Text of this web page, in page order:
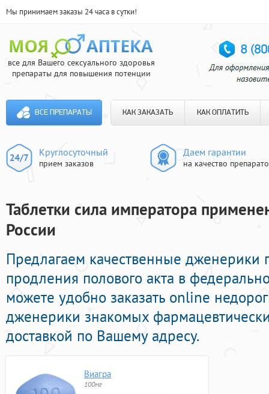
Мы принимаем заказы 24 часа в сутки!
все для Вашего сексуального здоровья
препараты для повышения потенции
ВСЕ ПРЕПАРАТЫ КАК ЗАКАЗАТЬ КАК ОПЛАТИТЬ
Круглосуточный
прием заказов
Даем гарантии
на качество
Таблетки сила императора
России
Предлагаем качественные
продления полового акта в
можете удобно заказать online
дженерики знакомых
доставкой по Вашему адресу.
Виагра
100мг